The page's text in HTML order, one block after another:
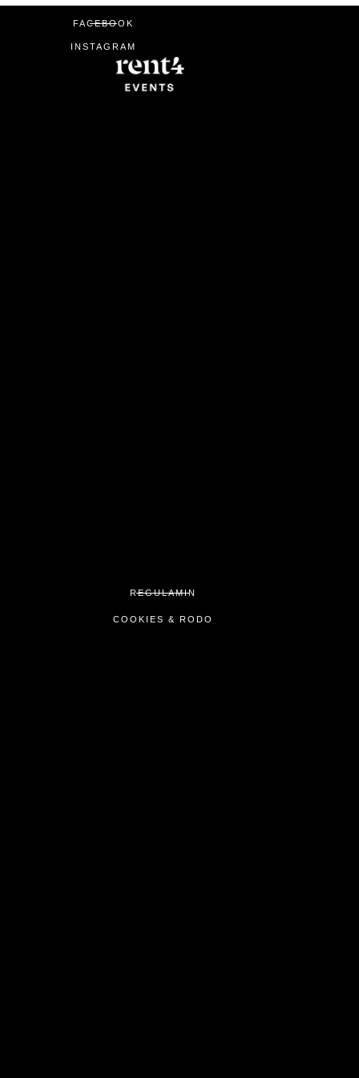
FACEBOOK
INSTAGRAM
REGULAMIN
COOKIES & RODO